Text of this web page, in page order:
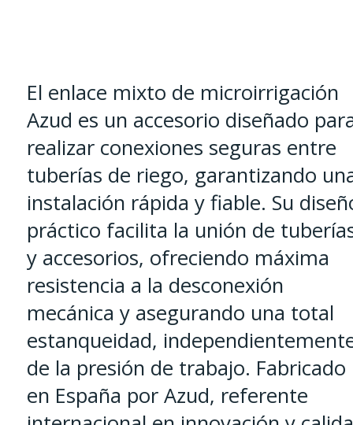
El enlace mixto de microirrigación
Azud es un accesorio diseñado
realizar conexiones seguras entre
tuberías de riego, garantizando
instalación rápida y fiable. Su
práctico facilita la unión de
y accesorios, ofreciendo máxima
resistencia a la desconexión
mecánica y asegurando una total
estanqueidad,
de la presión de trabajo. Fabricado
en España por Azud, referente